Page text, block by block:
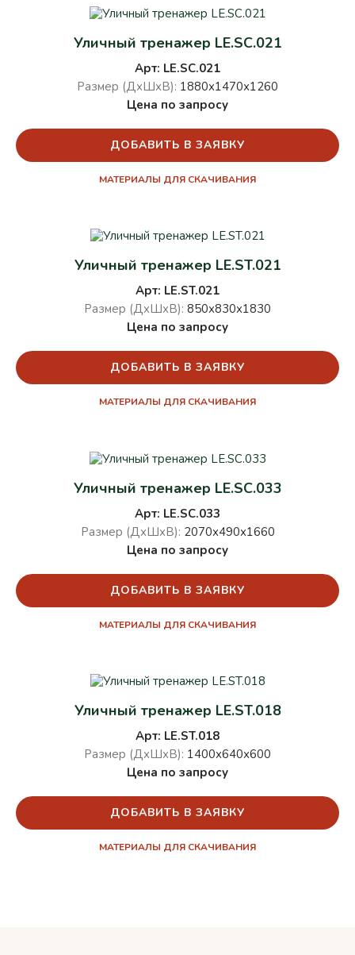
Уличный тренажер LE.SC.021
Арт: LE.SC.021
Размер (ДхШхВ): 1880х1470х1260
Цена по запросу
ДОБАВИТЬ В ЗАЯВКУ
МАТЕРИАЛЫ ДЛЯ СКАЧИВАНИЯ
Уличный тренажер LE.ST.021
Арт: LE.ST.021
Размер (ДхШхВ): 850х830х1830
Цена по запросу
ДОБАВИТЬ В ЗАЯВКУ
МАТЕРИАЛЫ ДЛЯ СКАЧИВАНИЯ
Уличный тренажер LE.SC.033
Арт: LE.SC.033
Размер (ДхШхВ): 2070х490х1660
Цена по запросу
ДОБАВИТЬ В ЗАЯВКУ
МАТЕРИАЛЫ ДЛЯ СКАЧИВАНИЯ
Уличный тренажер LE.ST.018
Арт: LE.ST.018
Размер (ДхШхВ): 1400х640х600
Цена по запросу
ДОБАВИТЬ В ЗАЯВКУ
МАТЕРИАЛЫ ДЛЯ СКАЧИВАНИЯ